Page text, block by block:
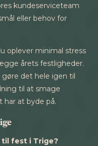
kundeserviceteam
eller behov for
oplever minimal stress
årets festligheder.
det hele igen til
til at smage
at byde på.
fest i Trige?